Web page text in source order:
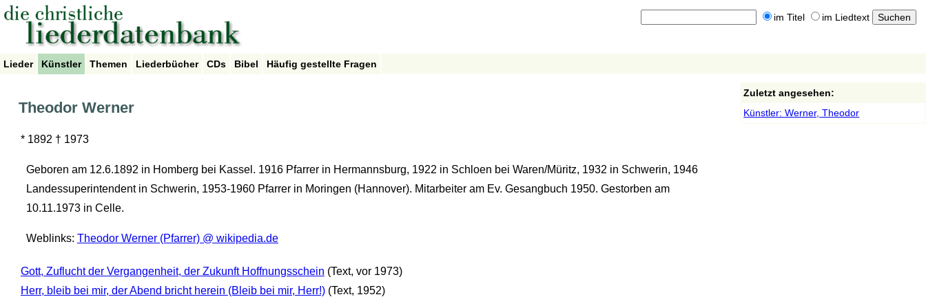
im Titel im Liedtext
Lieder Künstler Themen Liederbücher CDs Bibel Häufig gestellte Fragen
Theodor Werner
* 1892 † 1973
Geboren am 12.6.1892 in Homberg bei Kassel. 1916 Pfarrer in Hermannsburg, 1922 in Schloen bei Waren/Müritz, 1932 in Schwerin, 1946
Landessuperintendent in Schwerin, 1953-1960 Pfarrer in Moringen (Hannover). Mitarbeiter am Ev. Gesangbuch 1950. Gestorben am
10.11.1973 in Celle.
Weblinks: Theodor Werner (Pfarrer) @ wikipedia.de
Gott, Zuflucht der Vergangenheit, der Zukunft Hoffnungsschein (Text, vor 1973)
Herr, bleib bei mir, der Abend bricht herein (Bleib bei mir, Herr!) (Text, 1952)
Zuletzt angesehen:
Künstler: Werner, Theodor